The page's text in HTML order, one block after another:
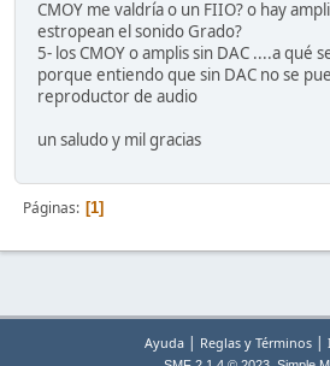
CMOY me valdría o un FIIO? o hay
estropean el sonido Grado?
5- los CMOY o amplis sin DAC ....a qué
porque entiendo que sin DAC no se
reproductor de audio
un saludo y mil gracias
Páginas 1
Ayuda | Reglas y Términos |